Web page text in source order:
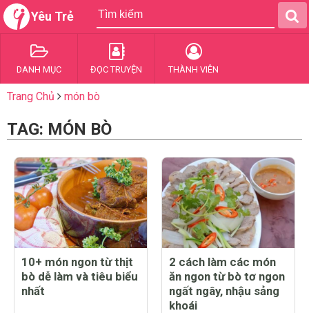
Yêu Trẻ
DANH MỤC ĐỌC TRUYỆN THÀNH VIÊN
Trang Chủ món bò
TAG: MÓN BÒ
10+ món ngon từ thịt
bò dễ làm và tiêu biểu
nhất
2 cách làm các món
ăn ngon từ bò tơ ngon
ngất ngây, nhậu sảng
khoái